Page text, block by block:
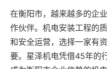
在衡阳市，越来越多的企
作伙伴。机电安装工程的
和安全运营，选择一家有
要。星泽机电凭借45年的